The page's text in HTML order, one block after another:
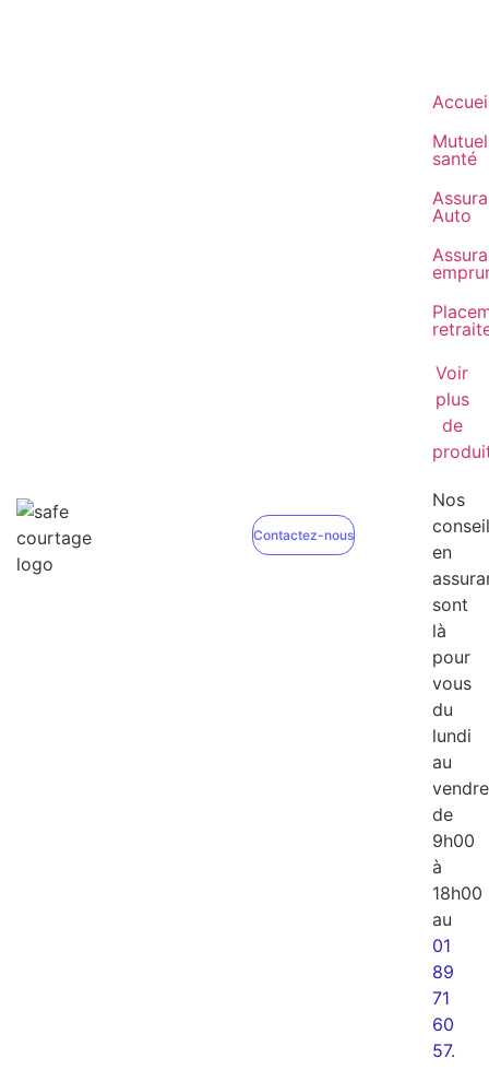
Contactez-nous
santé
Auto
Voir
plus
de
Nos
en
sont
là
pour
vous
du
lundi
au
de
9h00
à
18h00
au
01
89
71
60
57.